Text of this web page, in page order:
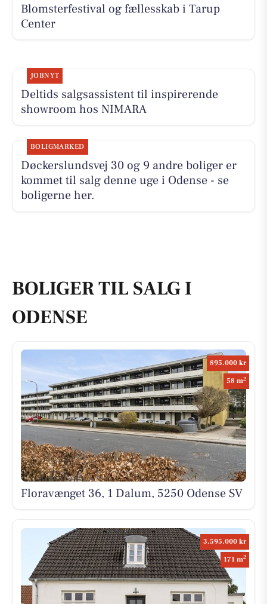
Blomsterfestival og fællesskab i Tarup
Center
JOBNYT
Deltids salgsassistent til inspirerende
showroom hos NIMARA
BOLIGMARKED
Døckerslundsvej 30 og 9 andre boliger er
kommet til salg denne uge i Odense - se
boligerne her.
BOLIGER TIL SALG I
ODENSE
895.000 kr
58 m2
Floravænget 36, 1 Dalum, 5250 Odense SV
3.595.000 kr
171 m2